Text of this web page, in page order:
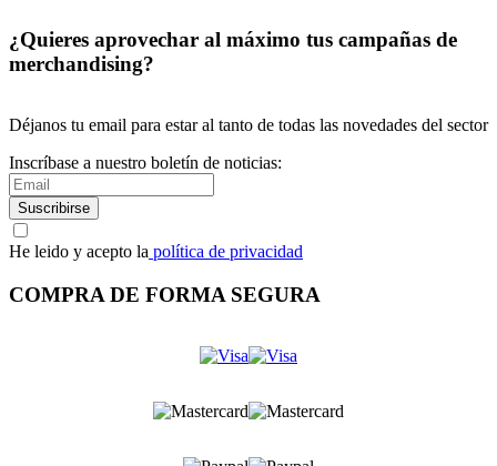
¿Quieres aprovechar al máximo tus campañas de
merchandising?
Déjanos tu email para estar al tanto de todas las novedades del sector
Inscríbase a nuestro boletín de noticias:
Suscribirse
He leido y acepto la política de privacidad
COMPRA DE FORMA SEGURA